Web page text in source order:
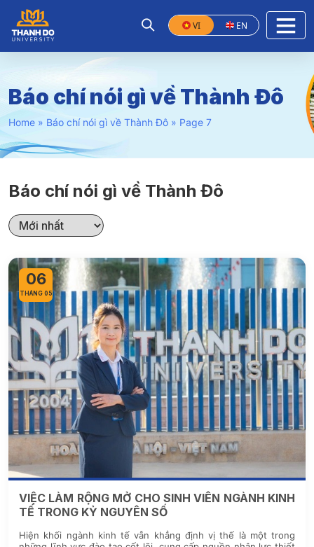
VI EN
Báo chí nói gì về Thành Đô
Home » Báo chí nói gì về Thành Đô » Page 7
Báo chí nói gì về Thành Đô
06
THÁNG 05
VIỆC LÀM RỘNG MỞ CHO SINH VIÊN NGÀNH KINH
TẾ TRONG KỶ NGUYÊN SỐ
Hiện khối ngành kinh tế vẫn khẳng định vị thế là một trong